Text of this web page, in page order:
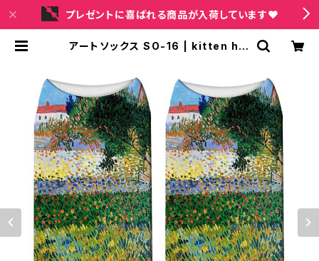
プレゼントに喜ばれる商品が入荷しています❤
アートソックス SO-16 | kitten hol